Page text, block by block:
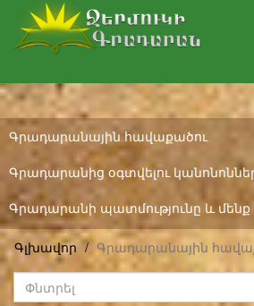
Գրադարանային հավաքածու
Գրադարանից օգտվելու
Գրադարանի պատմությունը և մենք
Գլխավոր Գրադարանային